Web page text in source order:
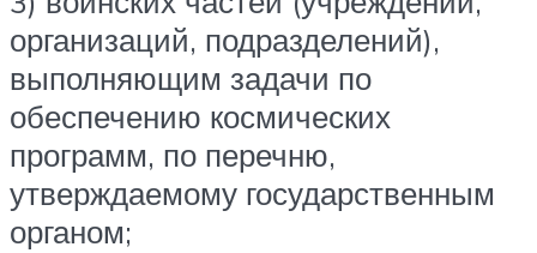
организаций, подразделений),
выполняющим задачи по
обеспечению космических
программ, по перечню,
утверждаемому государственным
органом;